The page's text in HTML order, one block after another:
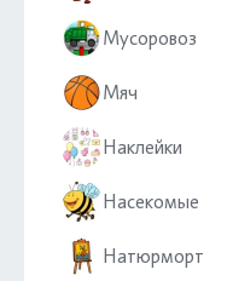
Мусоровоз
Мяч
Наклейки
Насекомые
Натюрморт